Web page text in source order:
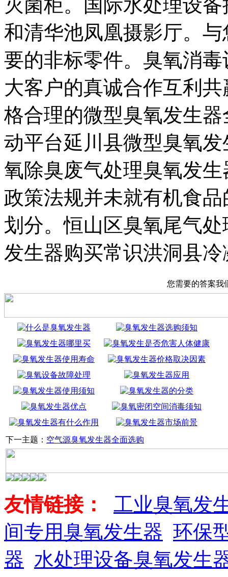
灭菌柜。国际水处理设
和清华池凤凰摄影厅。
要的非标零件。臭氧消
大客户的真诚合作互利
格合理的微型臭氧发生
动平台延川县微型臭氧
氧除臭废气处理臭氧发
政策法规并未就有机食
划分。恒山区臭氧尾气
发生器购买常识洪洞县冷
您需要的答案我
下一主题： 空气源臭氧发生器全面选购
友情链接：
工业臭氧发
间专用臭氧发生器 环保
器 水处理设备臭氧发生